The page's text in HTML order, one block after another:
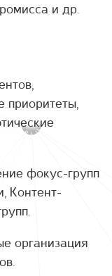
и др.
приоритеты,
фокус-групп
Контент-
организация